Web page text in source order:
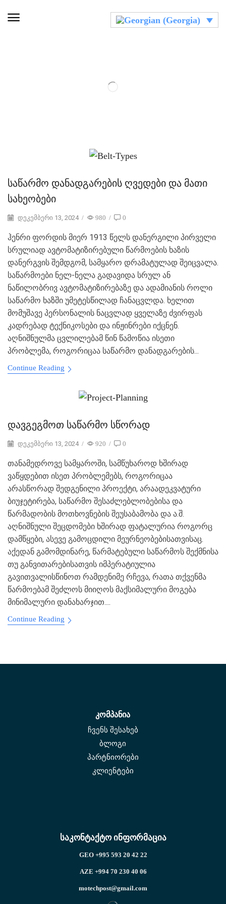
საწარმო დანადგარების ღვედები და მათი
სახეობები
დეკემბერი 13, 2024 / 980 / 0
ჰენრი ფორდის მიერ 1913 წელს დანერგილი პირველი
სრულიად ავტომატიზირებული წარმოების ხაზის
დანერგვის შემდგომ, სამყარო დრამატულად შეიცვალა.
საწარმოები ნელ-ნელა გადავიდა სრულ ან
ნაწილობრივ ავტომატიზირებაზე და ადამიანის როლი
საწარმო ხაზში უმეტესწილად ჩანაცვლდა. ხელით
მომუშავე პერსონალის ნაცვლად ყველაზე ძვირფას
კადრებად ტექნიკოსები და ინჟინრები იქცნენ.
აღნიშნულმა ცვლილებამ წინ წამოწია ისეთი
პრობლემა, როგორიცაა საწარმო დანადგარების...
Continue Reading
დავგეგმოთ საწარმო სწორად
დეკემბერი 13, 2024 / 920 / 0
თანამედროვე სამყაროში, სამწუხაროდ ხშირად
ვაწყდებით ისეთ პრობლემებს, როგორიცაა
არასწორად შედგენილი პროექტი, არაადეკვატური
ბიუჯეტირება, საწარმო შესაძლებლობებისა და
წარმადობის მოთხოვნების შეუსაბამობა და ა.შ.
აღნიშნული შეცდომები ხშირად ფატალურია როგორც
დამწყები, ასევე გამოცდილი მეურნეობებისათვისაც.
აქედან გამომდინარე, წარმატებული საწარმოს შექმნისა
თუ განვითარებისათვის იმპერატიულია
გავითვალისწინოთ რამდენიმე რჩევა, რათა თქვენმა
წარმოებამ შეძლოს მიიღოს მაქსიმალური მოგება
მინიმალური დანახარჯით....
Continue Reading
კომპანია
ჩვენს შესახებ
ბლოგი
პარტნიორები
კლიენტები
საკონტაქტო ინფორმაცია
GEO +995 593 20 42 22
AZE +994 70 230 40 06
motechpost@gmail.com